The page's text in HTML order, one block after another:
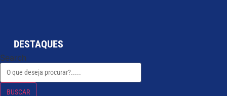
DESTAQUES
Search
BUSCAR